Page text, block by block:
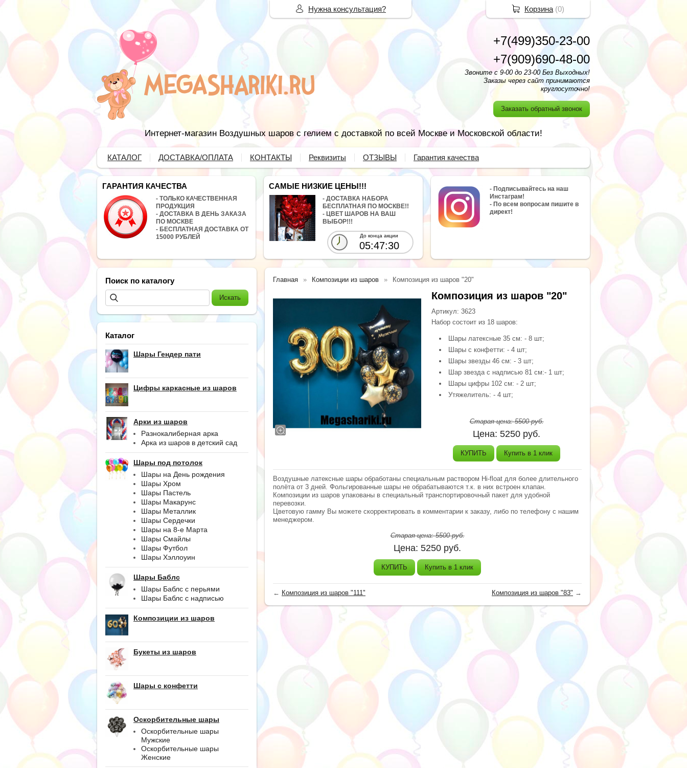
+7(499)350-23-00
+7(909)690-48-00
Звоните с 9-00 до 23-00 Без Выходных!
Заказы через сайт принимаются
круглосуточно!
Заказать обратный звонок
Интернет-магазин Воздушных шаров с гелием с доставкой по всей Москве и Московской области!
КАТАЛОГ ДОСТАВКА/ОПЛАТА КОНТАКТЫ Реквизиты ОТЗЫВЫ Гарантия качества
ГАРАНТИЯ КАЧЕСТВА
- ТОЛЬКО КАЧЕСТВЕННАЯ
ПРОДУКЦИЯ
- ДОСТАВКА В ДЕНЬ ЗАКАЗА
ПО МОСКВЕ
- БЕСПЛАТНАЯ ДОСТАВКА ОТ
15000 РУБЛЕЙ
САМЫЕ НИЗКИЕ ЦЕНЫ!!!
- ДОСТАВКА НАБОРА
БЕСПЛАТНАЯ ПО МОСКВЕ!!
- ЦВЕТ ШАРОВ НА ВАШ
ВЫБОР!!!
До конца акции
05:47:28
- Подписывайтесь на наш
Инстаграм!
- По всем вопросам пишите в
директ!
Поиск по каталогу
Каталог
Шары Гендер пати
Цифры каркасные из шаров
Арки из шаров
Разнокалиберная арка
Арка из шаров в детский сад
Шары под потолок
Шары на День рождения
Шары Хром
Шары Пастель
Шары Макарунс
Шары Металлик
Шары Сердечки
Шары на 8-е Марта
Шары Смайлы
Шары Футбол
Шары Хэллоуин
Шары Баблс
Шары Баблс с перьями
Шары Баблс с надписью
Композиции из шаров
Букеты из шаров
Шары с конфетти
Оскорбительные шары
Оскорбительные шары
Мужские
Оскорбительные шары
Женские
Главная Композиции из шаров Композиция из шаров "20"
Композиция из шаров "20"
Артикул: 3623
Набор состоит из 18 шаров:
Шары латексные 35 см: - 8 шт;
Шары с конфетти: - 4 шт;
Шары звезды 46 см: - 3 шт;
Шар звезда с надписью 81 см:- 1 шт;
Шары цифры 102 см: - 2 шт;
Утяжелитель: - 4 шт;
Старая цена:5500руб.
Цена: 5250 руб.
КУПИТЬ Купить в 1 клик
Воздушные латексные шары обработаны специальным раствором Hi-float для более длительного
полёта от 3 дней. Фольгированные шары не обрабатываются т.к. в них встроен клапан.
Композиции из шаров упакованы в специальный транспортировочный пакет для удобной
перевозки.
Цветовую гамму Вы можете скорректировать в комментарии к заказу, либо по телефону с нашим
менеджером.
Старая цена:5500руб.
Цена: 5250 руб.
КУПИТЬ Купить в 1 клик
← Композиция из шаров "111" Композиция из шаров "83" →
Нужна консультация? Корзина (0)